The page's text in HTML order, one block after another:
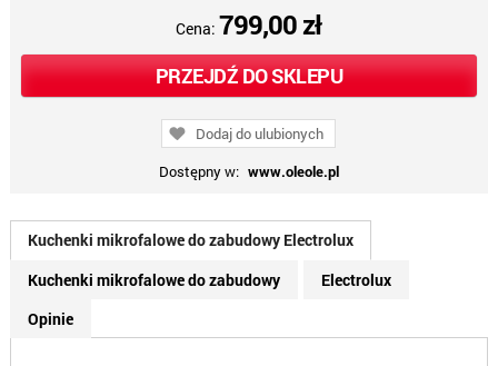
Cena: 799,00 zł
PRZEJDŹ DO SKLEPU
Dodaj do ulubionych
Dostępny w: www.oleole.pl
Kuchenki mikrofalowe do zabudowy Electrolux
Kuchenki mikrofalowe do zabudowy
Electrolux
Opinie